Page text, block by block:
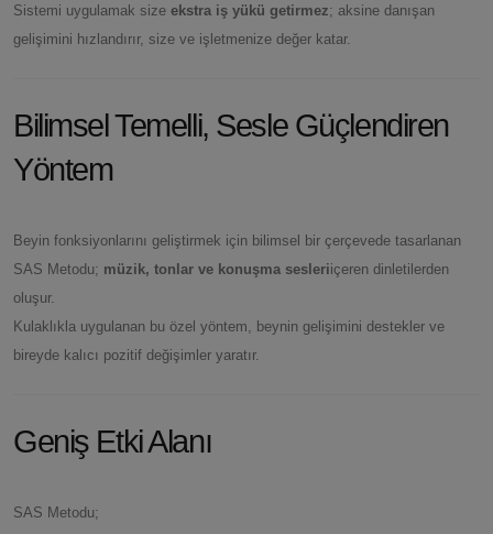
Sistemi uygulamak size ekstra iş yükü getirmez; aksine danışan
gelişimini hızlandırır, size ve işletmenize değer katar.
Bilimsel Temelli, Sesle Güçlendiren
Yöntem
Beyin fonksiyonlarını geliştirmek için bilimsel bir çerçevede tasarlanan
SAS Metodu; müzik, tonlar ve konuşma sesleriiçeren dinletilerden
oluşur.
Kulaklıkla uygulanan bu özel yöntem, beynin gelişimini destekler ve
bireyde kalıcı pozitif değişimler yaratır.
Geniş Etki Alanı
SAS Metodu;